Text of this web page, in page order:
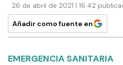
26 de abril de 2021 | 16:42
Añadir como fuente en
EMERGENCIA SANITARIA